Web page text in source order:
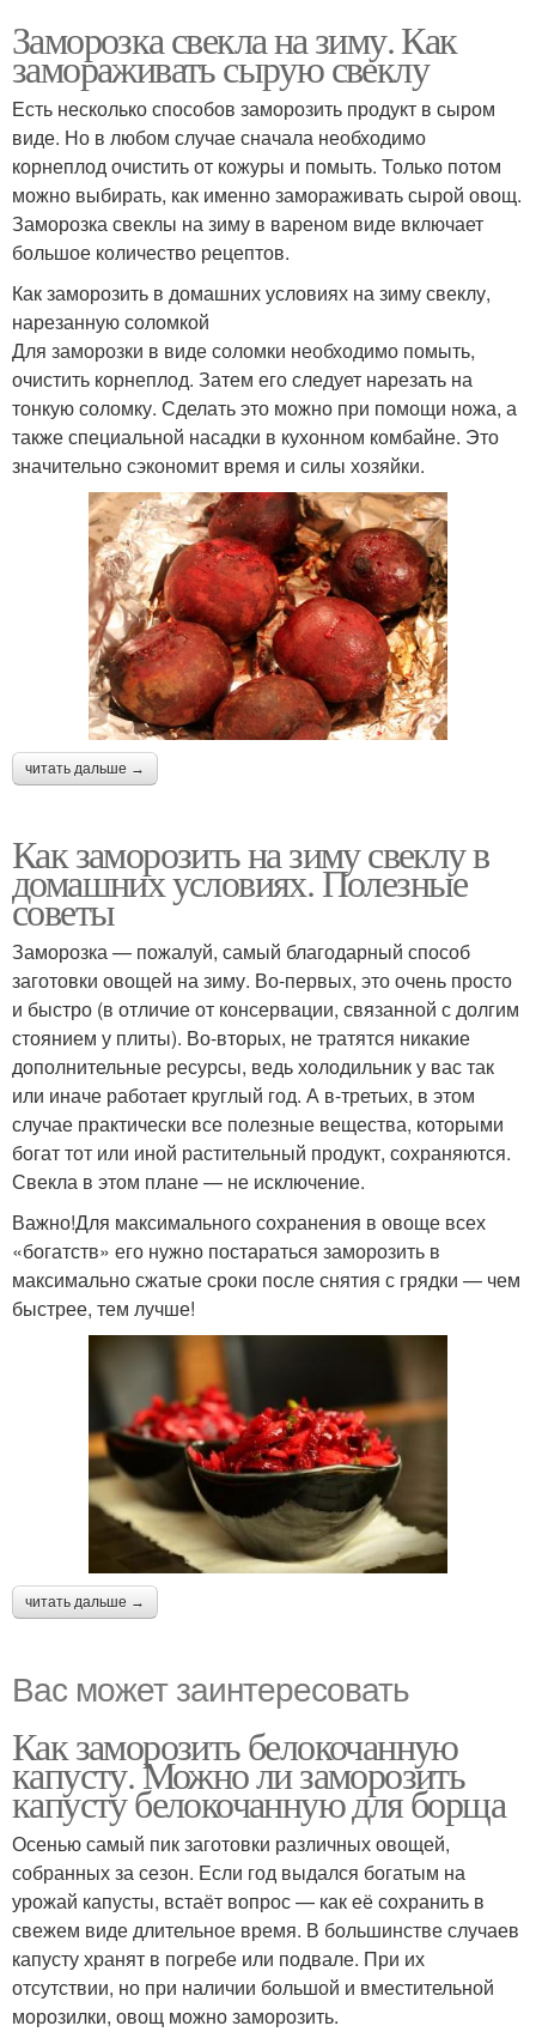
Заморозка свекла на зиму. Как
замораживать сырую свеклу
Есть несколько способов заморозить продукт в сыром
виде. Но в любом случае сначала необходимо
корнеплод очистить от кожуры и помыть. Только потом
можно выбирать, как именно замораживать сырой овощ.
Заморозка свеклы на зиму в вареном виде включает
большое количество рецептов.
Как заморозить в домашних условиях на зиму свеклу,
нарезанную соломкой
Для заморозки в виде соломки необходимо помыть,
очистить корнеплод. Затем его следует нарезать на
тонкую соломку. Сделать это можно при помощи ножа, а
также специальной насадки в кухонном комбайне. Это
значительно сэкономит время и силы хозяйки.
читать дальше →
Как заморозить на зиму свеклу в
домашних условиях. Полезные
советы
Заморозка — пожалуй, самый благодарный способ
заготовки овощей на зиму. Во-первых, это очень просто
и быстро (в отличие от консервации, связанной с долгим
стоянием у плиты). Во-вторых, не тратятся никакие
дополнительные ресурсы, ведь холодильник у вас так
или иначе работает круглый год. А в-третьих, в этом
случае практически все полезные вещества, которыми
богат тот или иной растительный продукт, сохраняются.
Свекла в этом плане — не исключение.
Важно!Для максимального сохранения в овоще всех
«богатств» его нужно постараться заморозить в
максимально сжатые сроки после снятия с грядки — чем
быстрее, тем лучше!
читать дальше →
Вас может заинтересовать
Как заморозить белокочанную
капусту. Можно ли заморозить
капусту белокочанную для борща
Осенью самый пик заготовки различных овощей,
собранных за сезон. Если год выдался богатым на
урожай капусты, встаёт вопрос — как её сохранить в
свежем виде длительное время. В большинстве случаев
капусту хранят в погребе или подвале. При их
отсутствии, но при наличии большой и вместительной
морозилки, овощ можно заморозить.